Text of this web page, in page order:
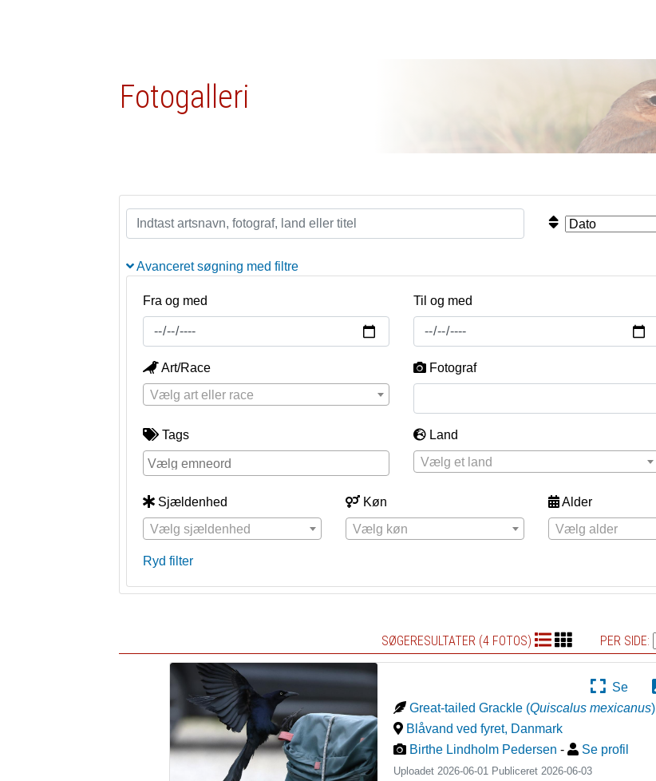
Fotogalleri
Avanceret søgning med filtre
Fra og med Til og med
Art/Race
Vælg art eller race
Fotograf
Tags
Land
Vælg et land
Sjældenhed
Vælg sjældenhed
Køn
Vælg køn
Alder
Vælg alder
Ryd filter
SØGERESULTATER (4 FOTOS) PER SIDE:
Se
Great-tailed Grackle (Quiscalus mexicanus)
Blåvand ved fyret, Danmark
Birthe Lindholm Pedersen - Se profil
Uploadet 2026-06-01 Publiceret2026-06-03